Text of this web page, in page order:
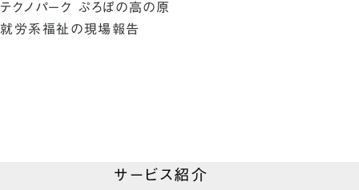
テクノパーク ぷろぼの高の原
就労系福祉の現場報告
サービス紹介